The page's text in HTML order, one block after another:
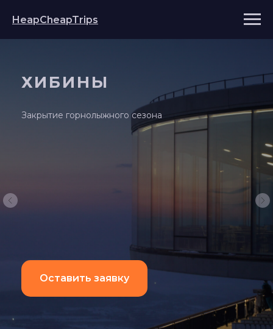
HeapCheapTrips
ХИБИНЫ
Закрытие горнолыжного сезона
Оставить заявку